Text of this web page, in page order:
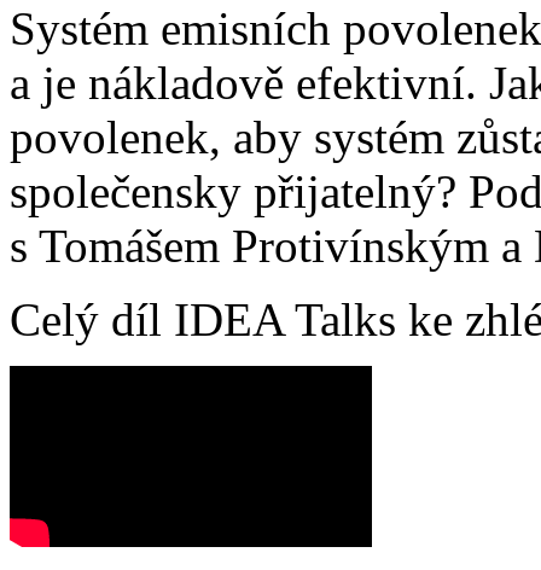
Systém emisních
a je nákladově efektivní.
povolenek, aby systém
společensky přijatelný?
s Tomášem Protivínským
Celý díl IDEA Talks ke